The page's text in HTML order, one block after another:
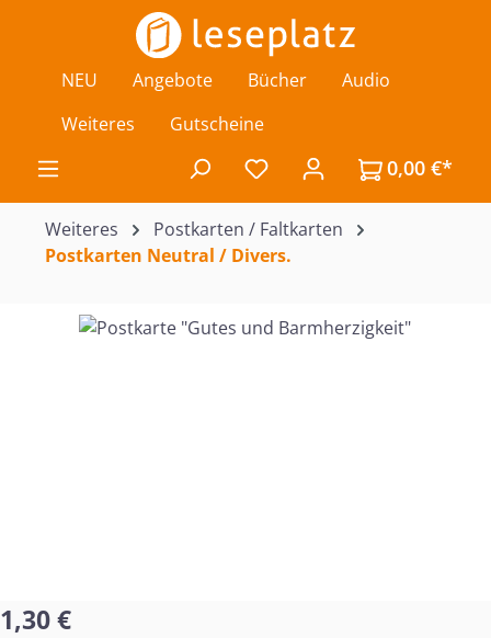
Zum Hauptinhalt springen
NEU Angebote Bücher
Audio
Weiteres
Gutscheine
Du hast 0 Produkte auf
0,00 €*
Weiteres
Postkarten / Faltkarten
Postkarten Neutral / Divers.
Bildergalerie überspringen
Regulärer Preis:
1,30 €